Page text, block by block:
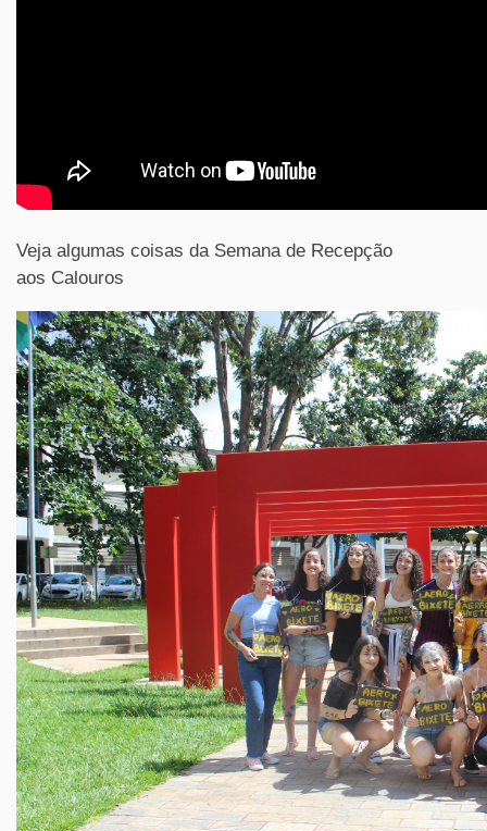
Veja algumas coisas da Semana de Recepção
aos Calouros